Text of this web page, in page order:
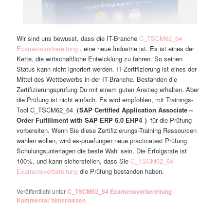
Wir sind uns bewusst, dass die IT-BrancheC_TSCM62_64
Examensvorbereitung . eine neue Industrie ist. Es ist eines der
Kette, die wirtschaftliche Entwicklung zu fahren. So seinen
Status kann nicht ignoriert werden. IT-Zertifizierung ist eines der
Mittel des Wettbewerbs in der IT-Branche. Bestanden die
Zertifizierungsprüfung Du mit einem guten Anstieg erhalten. Aber
die Prüfung ist nicht einfach. Es wird empfohlen, mit Trainings-
Tool C_TSCM62_64 （SAP Certified Application Associate –
Order Fulfillment with SAP ERP 6.0 EHP4 ）für die Prüfung
vorbereiten. Wenn Sie diese Zertifizierungs-Training Ressourcen
wählen wollen, wird es-pruefungen neue practicetest Prüfung
Schulungsunterlagen die beste Wahl sein. Die Erfolgsrate ist
100%, und kann sicherstellen, dass SieC_TSCM62_64
Examensvorbereitung die Prüfung bestanden haben.
Veröffentlicht unterC_TSCM62_64 Examensvorbereitung |
Kommentar hinterlassen